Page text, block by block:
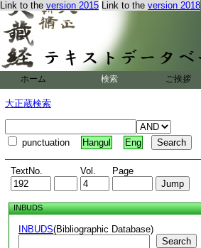
Link to the version 2015 Link to the version 2018
ホーム 検索 ご挨拶
大正蔵検索
punctuation Hangul Eng
TextNo. Vol. Page
INBUDS
INBUDS(Bibliographic Database)
Search